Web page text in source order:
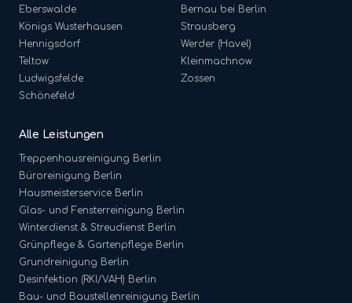
Eberswalde
Bernau bei Berlin
Königs Wusterhausen
Strausberg
Hennigsdorf
Werder (Havel)
Teltow
Kleinmachnow
Ludwigsfelde
Zossen
Schönefeld
Alle Leistungen
Treppenhausreinigung Berlin
Büroreinigung Berlin
Hausmeisterservice Berlin
Glas- und Fensterreinigung Berlin
Winterdienst & Streudienst Berlin
Grünpflege & Gartenpflege Berlin
Grundreinigung Berlin
Desinfektion (RKI/VAH) Berlin
Bau- und Baustellenreinigung Berlin